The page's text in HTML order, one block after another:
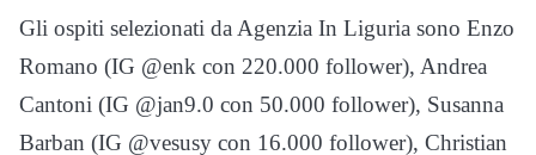
Gli ospiti selezionati da Agenzia In Liguria sono Enzo
Romano (IG @enk con 220.000 follower), Andrea
Cantoni (IG @jan9.0 con 50.000 follower), Susanna
Barban (IG @vesusy con 16.000 follower), Christian